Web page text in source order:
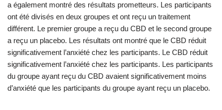
a également montré des résultats prometteurs. Les participants
ont été divisés en deux groupes et ont reçu un traitement
différent. Le premier groupe a reçu du CBD et le second groupe
a reçu un placebo. Les résultats ont montré que le CBD réduit
significativement l’anxiété chez les participants. Le CBD réduit
significativement l’anxiété chez les participants. Les participants
du groupe ayant reçu du CBD avaient significativement moins
d’anxiété que les participants du groupe ayant reçu un placebo.